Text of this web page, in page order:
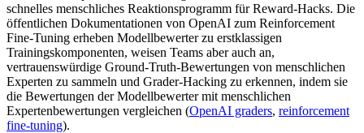
schnelles menschliches Reaktionsprogramm für Reward-Hacks. Die
öffentlichen Dokumentationen von OpenAI zum Reinforcement
Fine-Tuning erheben Modellbewerter zu erstklassigen
Trainingskomponenten, weisen Teams aber auch an,
vertrauenswürdige Ground-Truth-Bewertungen von menschlichen
Experten zu sammeln und Grader-Hacking zu erkennen, indem sie
die Bewertungen der Modellbewerter mit menschlichen
Expertenbewertungen vergleichen (OpenAI graders, reinforcement
fine-tuning).